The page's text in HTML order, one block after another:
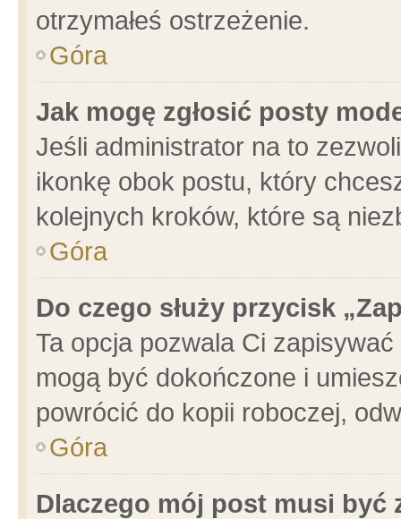
otrzymałeś ostrzeżenie.
Góra
Jak mogę zgłosić posty
Jeśli administrator na to
ikonkę obok postu, który
kolejnych kroków, które są
Góra
Do czego służy przycisk
Ta opcja pozwala Ci
mogą być dokończone i
powrócić do kopii roboczej,
Góra
Dlaczego mój post musi być